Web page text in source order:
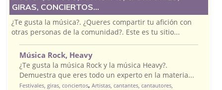
GIRAS, CONCIERTOS...
¿Te gusta la música?. ¿Queres compartir tu afición con
otras personas de la comunidad?. Este es tu sitio...
Música Rock, Heavy
¿Te gusta la música Rock y la música Heavy?.
Demuestra que eres todo un experto en la materia...
Festivales, giras, conciertos, Artistas, cantantes, cantautores,